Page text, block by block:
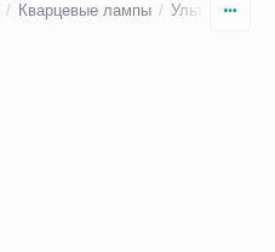
/ Кварцевые лампы /